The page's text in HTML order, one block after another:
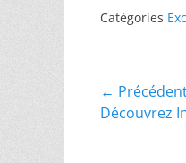
Catégories
de
←
Article
Découvrez